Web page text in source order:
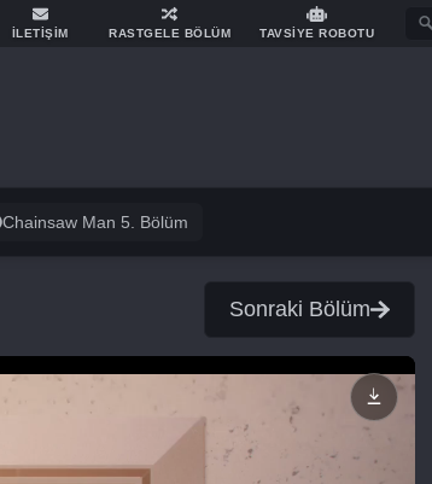
İLETİŞİM RASTGELE BÖLÜM TAVSİYE ROBOTU
Chainsaw Man 5. Bölüm
Sonraki Bölüm